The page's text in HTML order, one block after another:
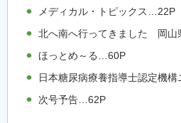
メディカル・トピックス…22P
北へ南へ行ってきました 岡
ほっとめ～る…60P
日本糖尿病療養指導士認定機
次号予告…62P